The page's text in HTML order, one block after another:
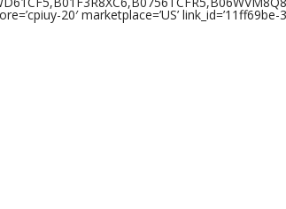
20′ marketplace=’US’